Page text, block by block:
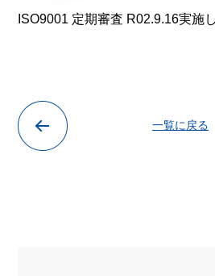
ISO9001 定期審査 R02.9.16実施
一覧に戻る